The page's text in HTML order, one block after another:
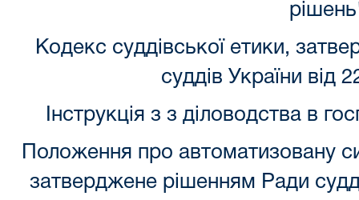
Кодекс суддівської етики,
суддів України від
Інструкція з з діловодства в
Положення про автоматизовану
затверджене рішенням Ради